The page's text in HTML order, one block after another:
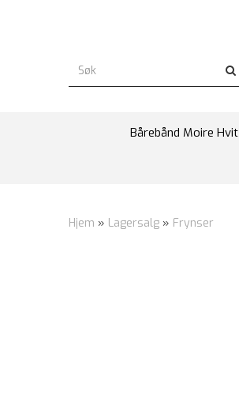
Bårebånd Moire Hvit
Hjem » Lagersalg » Frynser